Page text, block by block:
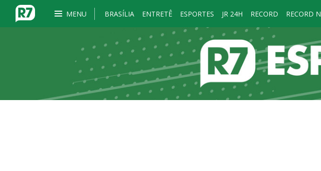
MENU BRASÍLIA ENTRETÊ ESPORTES JR 24H RECORD RECORD